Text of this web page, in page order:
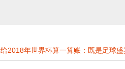
给2018年世界杯算一算账：既是足球